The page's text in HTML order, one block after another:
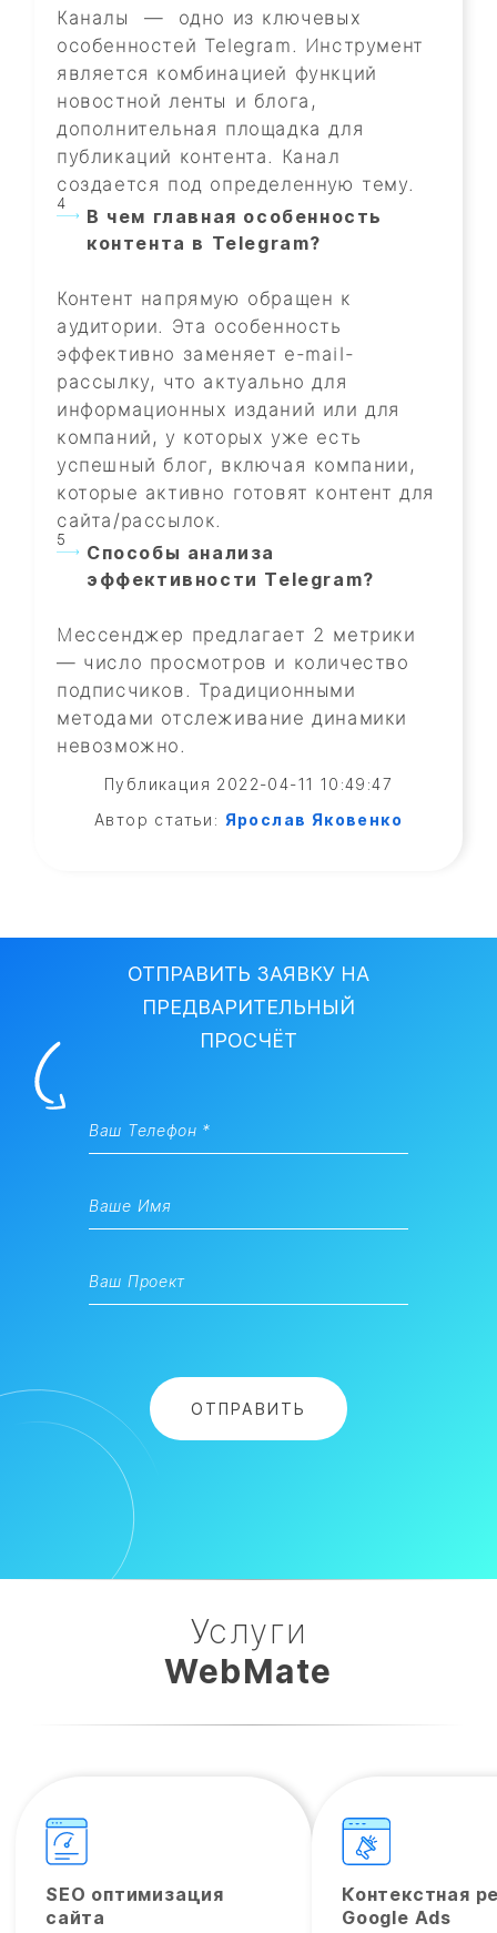
Каналы — одно из ключевых
особенностей Telegram. Инструмент
является комбинацией функций
новостной ленты и блога,
дополнительная площадка для
публикаций контента. Канал
создается под определенную тему.
В чем главная особенность
контента в Telegram?
Контент напрямую обращен к
аудитории. Эта особенность
эффективно заменяет e-mail-
рассылку, что актуально для
информационных изданий или для
компаний, у которых уже есть
успешный блог, включая компании,
которые активно готовят контент для
сайта/рассылок.
Способы анализа
эффективности Telegram?
Мессенджер предлагает 2 метрики
— число просмотров и количество
подписчиков. Традиционными
методами отслеживание динамики
невозможно.
Публикация 2022-04-11 10:49:47
Автор статьи: Ярослав Яковенко
ОТПРАВИТЬ ЗАЯВКУ НА
ПРЕДВАРИТЕЛЬНЫЙ
ПРОСЧЁТ
Услуги
WebMate
SEO оптимизация
сайта
Контекстная
Google Ads